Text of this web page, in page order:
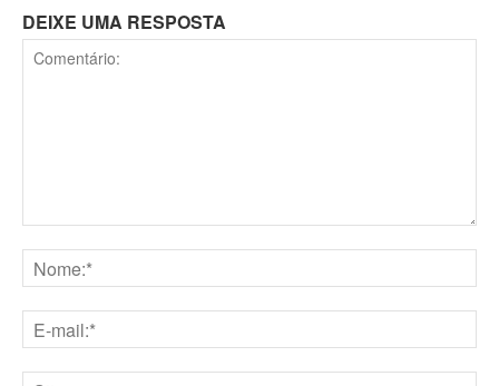
DEIXE UMA RESPOSTA
mail:*